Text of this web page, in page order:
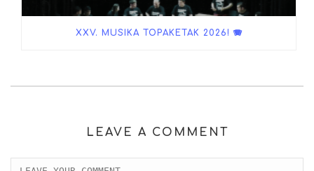
XXV. MUSIKA TOPAKETAK 2026! 🪗
LEAVE A COMMENT